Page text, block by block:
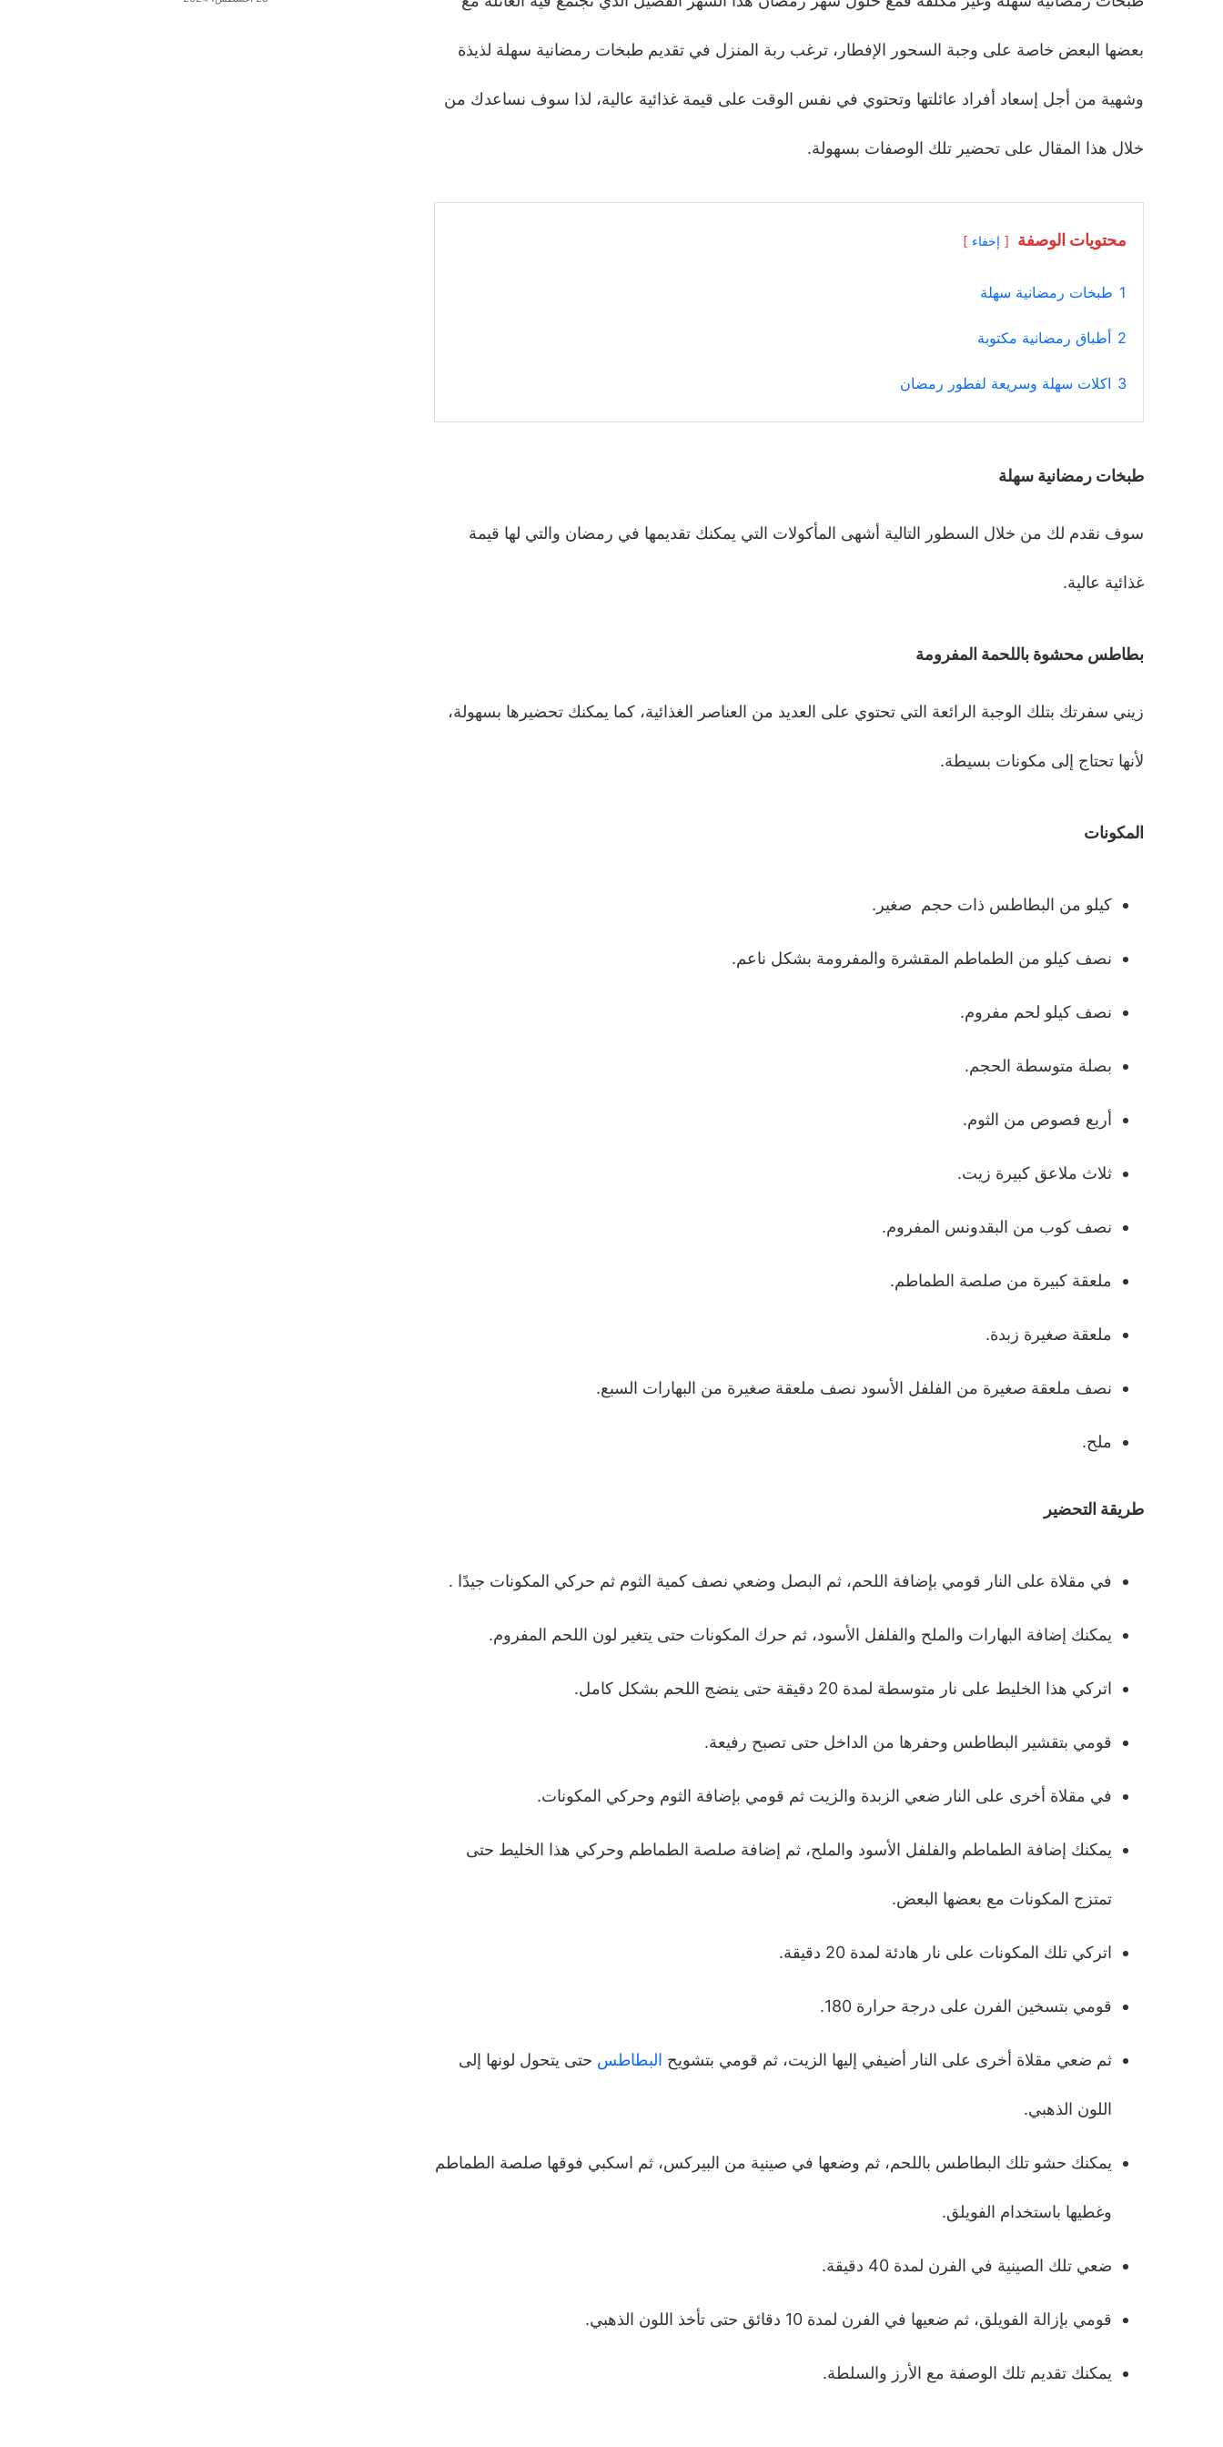
بعضها البعض خاصة على وجبة السحور الإفطار، ترغب ربة المنزل في تقديم طبخات رمضانية سهلة لذيذة
وشهية من أجل إسعاد أفراد عائلتها وتحتوي في نفس الوقت على قيمة غذائية عالية، لذا سوف نساعدك من
خلال هذا المقال على تحضير تلك الوصفات بسهولة.
محتويات الوصفة إخفاء
1 طبخات رمضانية سهلة
2 أطباق رمضانية مكتوبة
3 اكلات سهلة وسريعة لفطور رمضان
طبخات رمضانية سهلة
سوف نقدم لك من خلال السطور التالية أشهى المأكولات التي يمكنك تقديمها في رمضان والتي لها قيمة
غذائية عالية.
بطاطس محشوة باللحمة المفرومة
زيني سفرتك بتلك الوجبة الرائعة التي تحتوي على العديد من العناصر الغذائية، كما يمكنك تحضيرها بسهولة،
لأنها تحتاج إلى مكونات بسيطة.
المكونات
كيلو من البطاطس ذات حجم صغير.
نصف كيلو من الطماطم المقشرة والمفرومة بشكل ناعم.
نصف كيلو لحم مفروم.
بصلة متوسطة الحجم.
أربع فصوص من الثوم.
ثلاث ملاعق كبيرة زيت.
نصف كوب من البقدونس المفروم.
ملعقة كبيرة من صلصة الطماطم.
ملعقة صغيرة زبدة.
نصف ملعقة صغيرة من الفلفل الأسود نصف ملعقة صغيرة من البهارات السبع.
ملح.
طريقة التحضير
في مقلاة على النار قومي بإضافة اللحم، ثم البصل وضعي نصف كمية الثوم ثم حركي المكونات جيدًا .
يمكنك إضافة البهارات والملح والفلفل الأسود، ثم حرك المكونات حتى يتغير لون اللحم المفروم.
اتركي هذا الخليط على نار متوسطة لمدة 20 دقيقة حتى ينضج اللحم بشكل كامل.
قومي بتقشير البطاطس وحفرها من الداخل حتى تصبح رفيعة.
في مقلاة أخرى على النار ضعي الزبدة والزيت ثم قومي بإضافة الثوم وحركي المكونات.
يمكنك إضافة الطماطم والفلفل الأسود والملح، ثم إضافة صلصة الطماطم وحركي هذا الخليط حتى
تمتزج المكونات مع بعضها البعض.
اتركي تلك المكونات على نار هادئة لمدة 20 دقيقة.
قومي بتسخين الفرن على درجة حرارة 180.
ثم ضعي مقلاة أخرى على النار أضيفي إليها الزيت، ثم قومي بتشويح البطاطس حتى يتحول لونها إلى
اللون الذهبي.
يمكنك حشو تلك البطاطس باللحم، ثم وضعها في صينية من البيركس، ثم اسكبي فوقها صلصة الطماطم
وغطيها باستخدام الفويلق.
ضعي تلك الصينية في الفرن لمدة 40 دقيقة.
قومي بإزالة الفويلق، ثم ضعيها في الفرن لمدة 10 دقائق حتى تأخذ اللون الذهبي.
يمكنك تقديم تلك الوصفة مع الأرز والسلطة.